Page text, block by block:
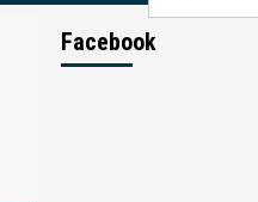
Facebook